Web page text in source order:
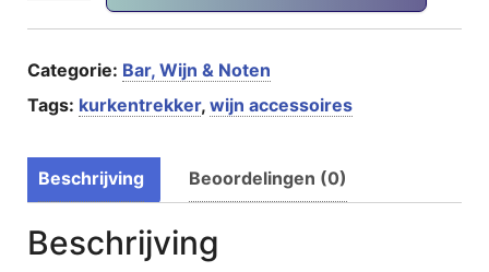
Categorie: Bar, Wijn & Noten
Tags: kurkentrekker, wijn accessoires
Beschrijving Beoordelingen (0)
Beschrijving